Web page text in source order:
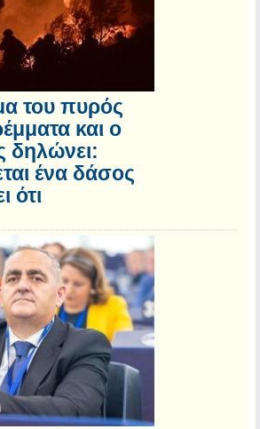
του πυρός
και ο
δηλώνει:
ένα δάσος
ότι